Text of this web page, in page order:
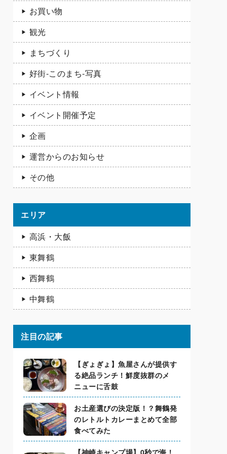
お買い物
観光
まちづくり
好街-このまち-写真
イベント情報
イベント開催予定
企画
運営からのお知らせ
その他
エリア
高浜・大飯
東舞鶴
西舞鶴
中舞鶴
注目の記事
【ぎょぎょ】魚屋さんが提供す
る絶品ランチ！鮮度抜群のメ
ニューに舌鼓
お土産選びの決定版！？舞鶴発
のレトルトカレーまとめて全部
食べてみた
【神崎キャンプ場】0秒で海！